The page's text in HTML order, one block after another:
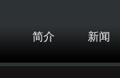
简介 新闻